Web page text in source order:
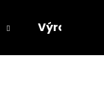
Výroba